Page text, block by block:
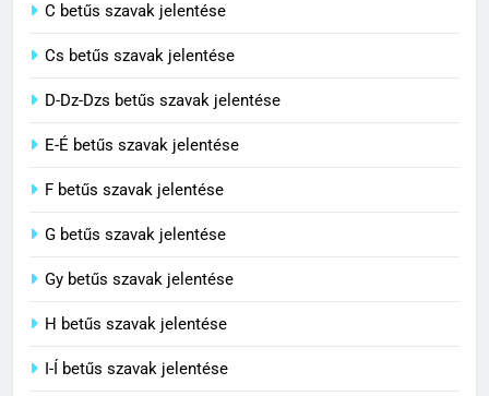
C BETŰS SZAVAK JELENTÉSE
3
Civilizáció jelentése
4
Contemporary jelentése
5
C betűs szavak jelentése
Cs betűs szavak jelentése
D-Dz-Dzs betűs szavak jelentése
E-É betűs szavak jelentése
F betűs szavak jelentése
G betűs szavak jelentése
Gy betűs szavak jelentése
H betűs szavak jelentése
I-Í betűs szavak jelentése